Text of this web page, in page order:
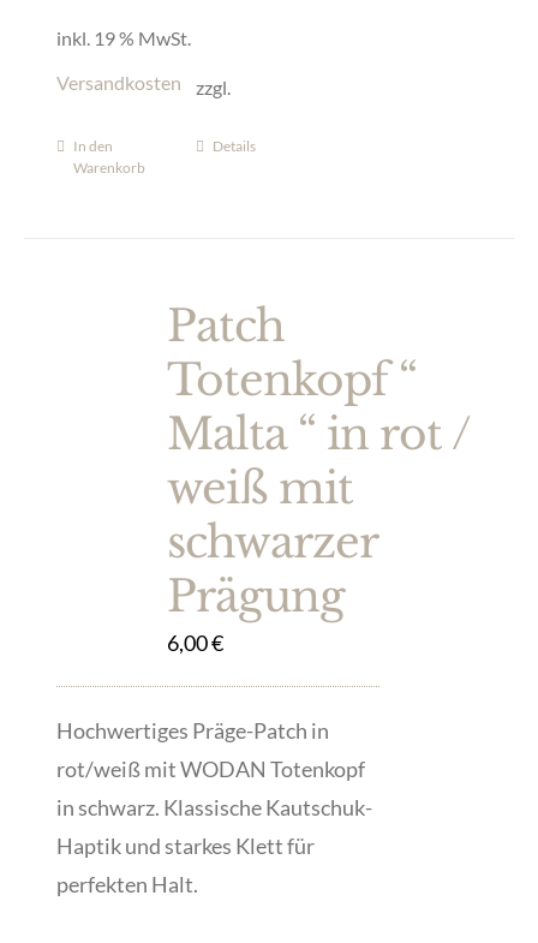
inkl. 19 % MwSt.
zzgl.
Versandkosten
In den
Warenkorb
Details
Patch
Totenkopf “
Malta “ in rot /
weiß mit
schwarzer
Prägung
6,00€
Hochwertiges Präge-Patch in
rot/weiß mit WODAN Totenkopf
in schwarz. Klassische Kautschuk-
Haptik und starkes Klett für
perfekten Halt.